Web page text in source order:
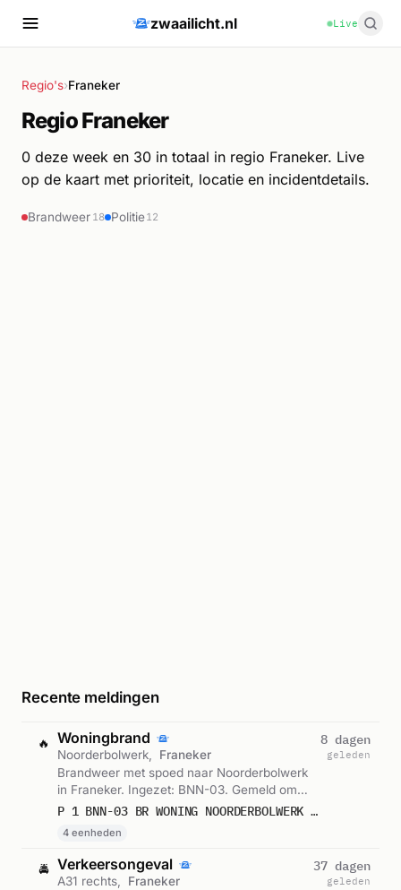
zwaailicht.nl Live
Regio's›Franeker
Regio Franeker
0 deze week en 30 in totaal in regio Franeker. Live
op de kaart met prioriteit, locatie en incidentdetails.
Brandweer 18 Politie12
Recente meldingen
🔥 Woningbrand
Noorderbolwerk,
Franeker
Brandweer met spoed naar Noorderbolwerk
in Franeker. Ingezet: BNN-03. Gemeld om
00:22.
P 1 BNN-03 BR WONING NOORDERBOLWERK FRANEKER 024831 024631 024650 027393
4 eenheden
8 dagen
geleden
🚔 Verkeersongeval
A31 rechts,
Franeker
37 dagen
geleden